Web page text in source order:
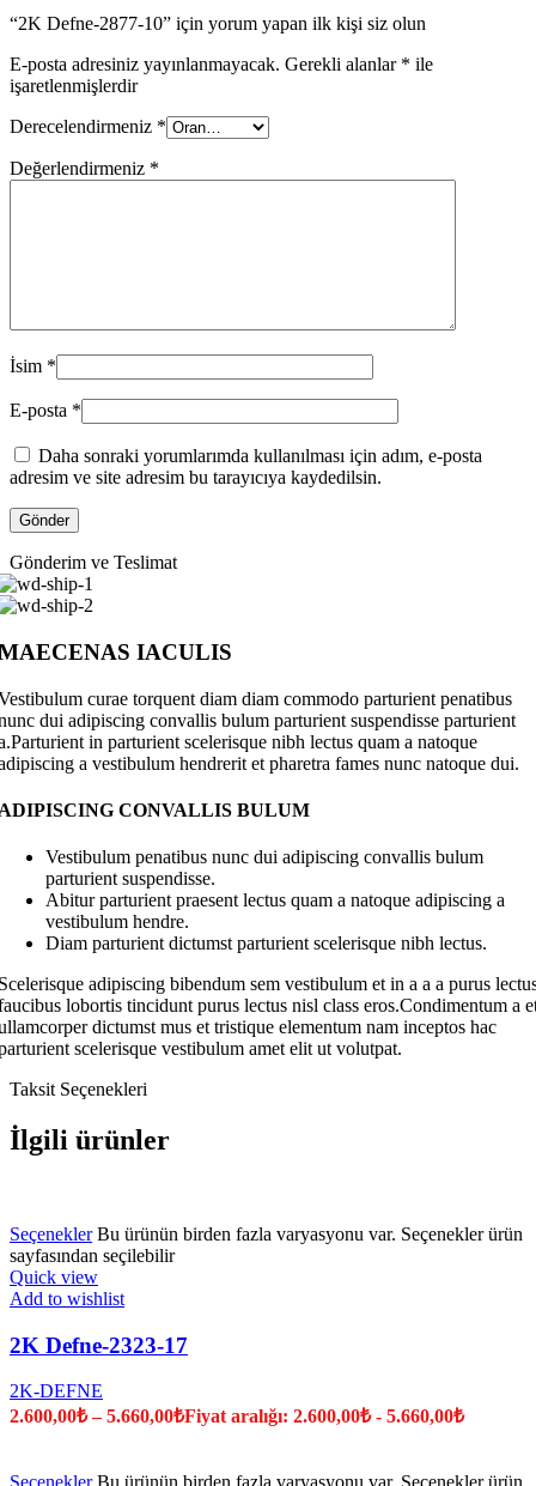
“2K Defne-2877-10” için yorum yapan ilk kişi siz olun
E-posta adresiniz yayınlanmayacak. Gerekli alanlar * ile
işaretlenmişlerdir
Derecelendirmeniz *
Değerlendirmeniz *
İsim *
E-posta *
Daha sonraki yorumlarımda kullanılması için adım, e-posta
adresim ve site adresim bu tarayıcıya kaydedilsin.
Gönderim ve Teslimat
IACULIS
curae torquent diam diam commodo parturient penatibus
dui adipiscing convallis bulum parturient suspendisse parturient
in parturient scelerisque nibh lectus quam a natoque
a vestibulum hendrerit et pharetra fames nunc natoque dui.
CONVALLIS BULUM
Vestibulum penatibus nunc dui adipiscing convallis bulum
parturient suspendisse.
Abitur parturient praesent lectus quam a natoque adipiscing a
vestibulum hendre.
Diam parturient dictumst parturient scelerisque nibh lectus.
adipiscing bibendum sem vestibulum et in a a a purus
lobortis tincidunt purus lectus nisl class eros.Condimentum a
dictumst mus et tristique elementum nam inceptos hac
scelerisque vestibulum amet elit ut volutpat.
Taksit Seçenekleri
İlgili ürünler
Seçenekler Bu ürünün birden fazla varyasyonu var. Seçenekler ürün
sayfasından seçilebilir
Quick view
Add to wishlist
2K Defne-2323-17
2K-DEFNE
2.600,00₺ –5.660,00₺Fiyat aralığı: 2.600,00₺ - 5.660,00₺